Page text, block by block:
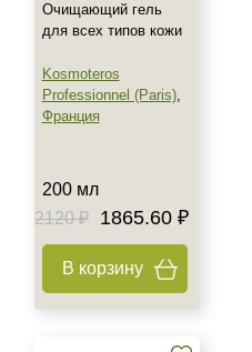
Очищающий гель
для всех типов кожи
Kosmoteros
Professionnel (Paris),
Франция
200 мл
2120 ₽
1865.60 ₽
В корзину